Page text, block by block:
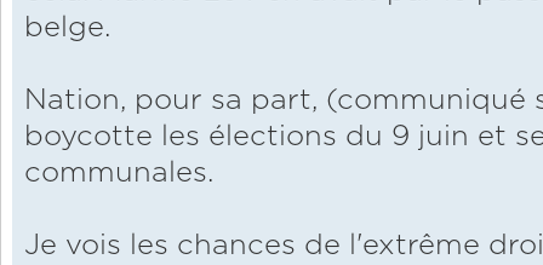
belge.
Nation, pour sa part, (communiqué
boycotte les élections du 9 juin et
communales.
Je vois les chances de l'extrême